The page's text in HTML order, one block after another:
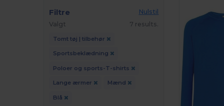
Filtre
Nulstil
Valgt
7 results.
Tomt tøj | tilbehør
Sportsbeklædning
Poloer og sports-T-shirts
Lange ærmer Mænd
Blå